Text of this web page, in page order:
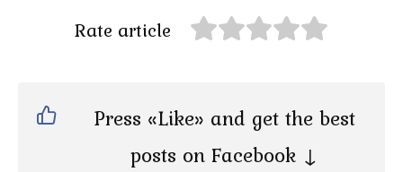
Rate article
Press «Like» and get the best
posts on Facebook ↓